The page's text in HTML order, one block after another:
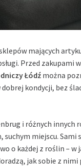
mających
Przed zakupami
Łódź można
kondycji, bez
i różnych
suchym miejscu.
o każdej z roślin –
jak sobie z nimi